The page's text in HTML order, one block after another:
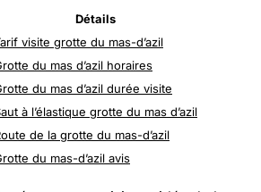
Détails
visite grotte du mas-d’azil
du mas d’azil horaires
du mas d’azil durée visite
à l’élastique grotte du mas d’azil
de la grotte du mas-d’azil
du mas-d’azil avis